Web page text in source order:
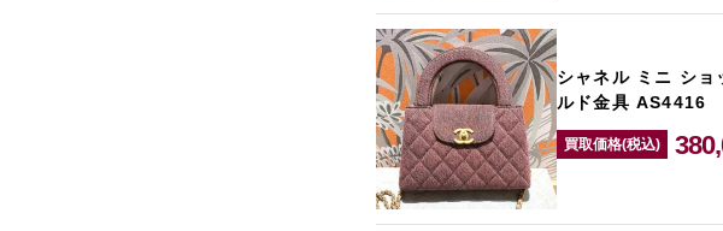
シャネル ミニ ショ
ルド金具 AS4416
買取価格(税込)